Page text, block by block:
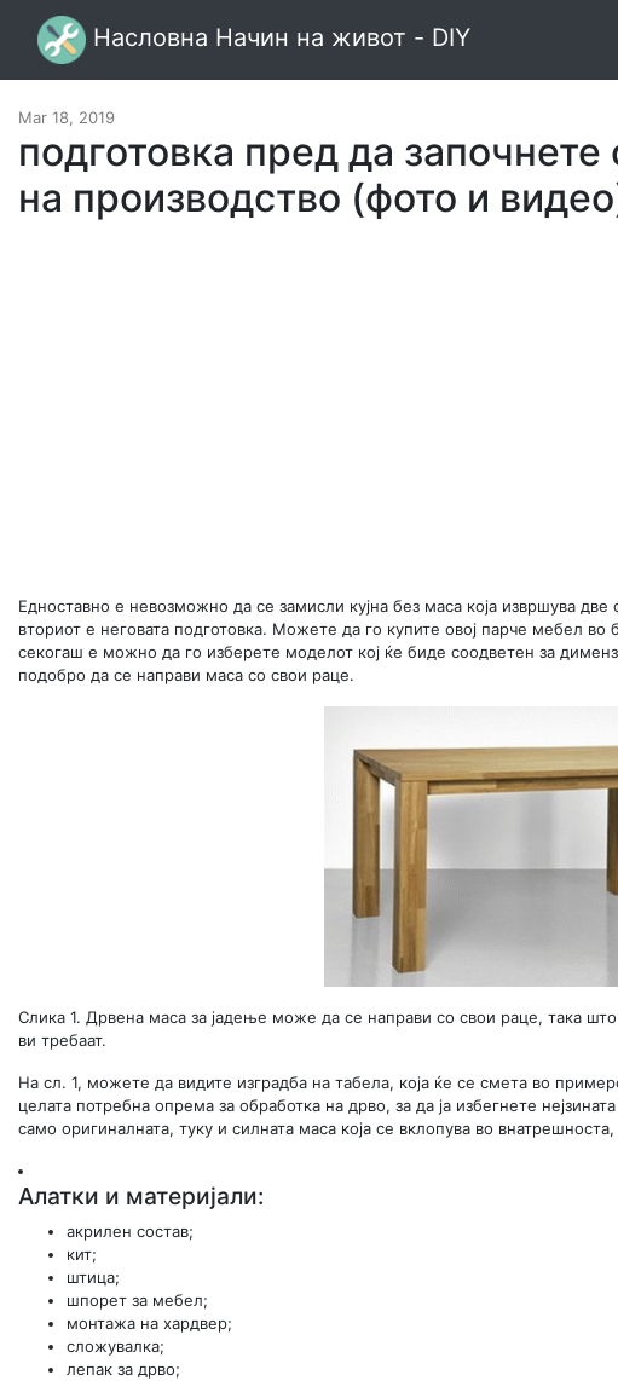
Насловна Начин на живот - DIY
Mar 18, 2019
подготовка пред да започнете
на производство (фото и
Едноставно е невозможно да се замисли кујна без маса која извршува
вториот е неговата подготовка. Можете да го купите овој парче мебел во
секогаш е можно да го изберете моделот кој ќе биде соодветен за
подобро да се направи маса со свои раце.
Слика 1. Дрвена маса за јадење може да се направи со свои раце, така
ви требаат.
На сл. 1, можете да видите изградба на табела, која ќе се смета во
целата потребна опрема за обработка на дрво, за да ја избегнете
само оригиналната, туку и силната маса која се вклопува во
Алатки и материјали:
акрилен состав;
кит;
штица;
шпорет за мебел;
монтажа на хардвер;
сложувалка;
лепак за дрво;